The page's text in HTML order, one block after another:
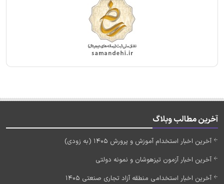
آخرین مطالب وبلاگ
آخرین اخبار استخدام آموزش و پرورش 1405 (به زودی)
آخرین اخبار آزمون تیزهوشان و نمونه دولتی
آخرین اخبار استخدامی منطقه آزاد تجاری صنعتی 1405